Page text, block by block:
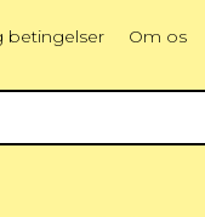
betingelser Om os